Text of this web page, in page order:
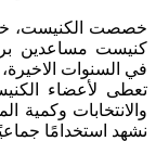
خصصت الكنيست،
كنيست مساعدين
في السنوات
تعطى لأعضاء
والانتخابات
نشهد استخدامًا